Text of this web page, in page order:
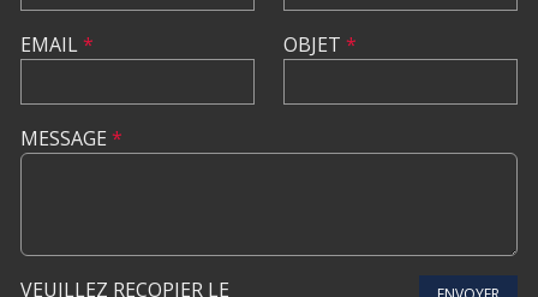
EMAIL* OBJET *
MESSAGE *
VEUILLEZ RECOPIER LE